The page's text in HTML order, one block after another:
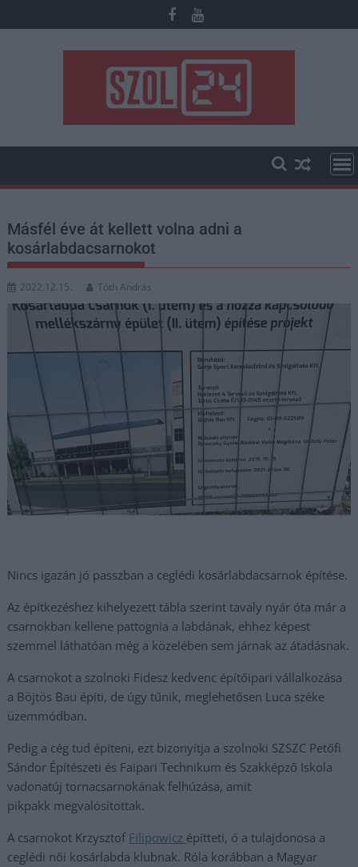
to
Másfél éve át kellett volna adni a
kosárlabdacsarnokot
2022.12.15. Tóth András
Nincs igazán jó passzban a ceglédi kosárlabdacsarnok építése.
Az építkezéshez kihelyezett tábla szerint tavaly nyár óta már a
csarnokban kellene pattognia a labdának, ehhez képest
szemmel láthatóan még a közelében sem járnak az átadásnak.
A csarnokot a szolnoki Fidesz kedvenc építőipari vállalkozása
a Böjtös Bau építi, de úgy tűnik, meglehetősen Luca széke
üzemmódban.
Pedig a cég tud építeni, ezt bizonyítja a szolnoki SZSZC Petőfi
Sándor Építészeti és Faipari Technikum és Szakképző Iskola
vadonatúj tornacsarnokának felhúzása, amit
pikpakk megvalósítottak.
A csarnokot Krzysztof Filipowicz építteti, ő a tulajdonosa a
ceglédi női kosárlabda klubnak. Róla korábban a Magyar